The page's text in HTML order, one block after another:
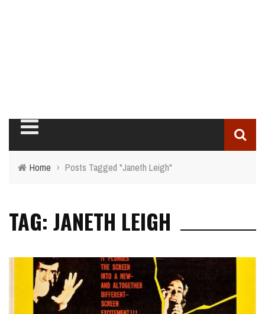
Home › Posts Tagged "Janeth Leigh"
TAG: JANETH LEIGH